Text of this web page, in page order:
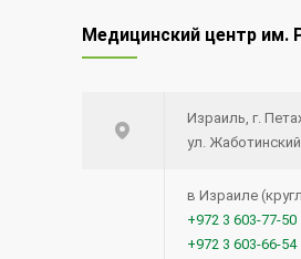
Медицинский центр им.
Израиль, г.
ул.
в Израиле
+972 3 603-77-50
+972 3 603-66-54